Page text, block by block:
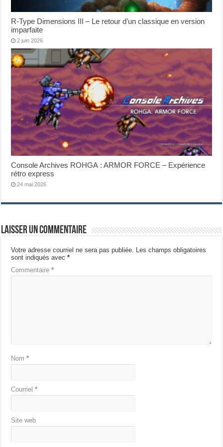
R-Type Dimensions III – Le retour d’un classique en version
imparfaite
2 juin 2026
Console Archives ROHGA : ARMOR FORCE – Expérience
rétro express
24 mai 2026
Laisser un commentaire
Votre adresse courriel ne sera pas publiée. Les champs obligatoires
sont indiqués avec*
Commentaire*
Nom*
Courriel*
Site web